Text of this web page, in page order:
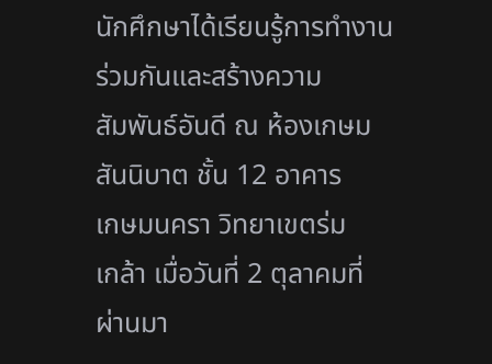
นักศึกษาได้เรียนรู้การทำงาน
ร่วมกันและสร้างความ
สัมพันธ์อันดี ณ ห้องเกษม
สันนิบาต ชั้น 12 อาคาร
เกษมนครา วิทยาเขตร่ม
เกล้า เมื่อวันที่ 2 ตุลาคมที่
ผ่านมา